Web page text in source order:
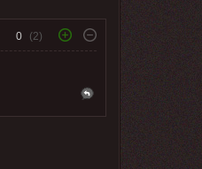
0 (2)